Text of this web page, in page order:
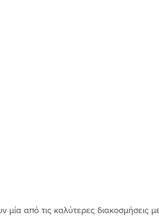
μία από τις καλύτερες διακοσμήσεις